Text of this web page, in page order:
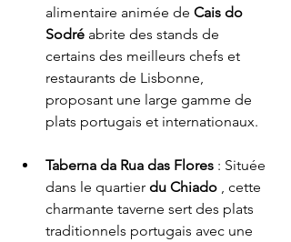
alimentaire animée de Cais do
Sodré abrite des stands de
certains des meilleurs chefs et
restaurants de Lisbonne,
proposant une large gamme de
plats portugais et internationaux.
Taberna da Rua das Flores : Située
dans le quartier du Chiado , cette
charmante taverne sert des plats
traditionnels portugais avec une